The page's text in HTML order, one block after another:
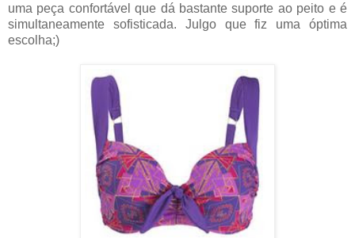
uma peça confortável que dá bastante suporte ao peito e é
simultaneamente sofisticada. Julgo que fiz uma óptima
escolha;)